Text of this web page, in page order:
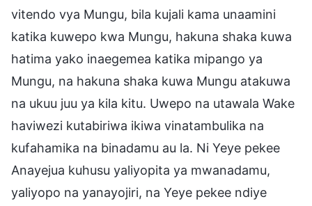
vitendo vya Mungu, bila kujali kama unaamini
katika kuwepo kwa Mungu, hakuna shaka kuwa
hatima yako inaegemea katika mipango ya
Mungu, na hakuna shaka kuwa Mungu atakuwa
na ukuu juu ya kila kitu. Uwepo na utawala Wake
haviwezi kutabiriwa ikiwa vinatambulika na
kufahamika na binadamu au la. Ni Yeye pekee
Anayejua kuhusu yaliyopita ya mwanadamu,
yaliyopo na yanayojiri, na Yeye pekee ndiye